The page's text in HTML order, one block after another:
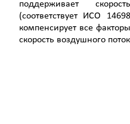
поддерживает
(соответствует ИСО
компенсирует все
скорость воздушного